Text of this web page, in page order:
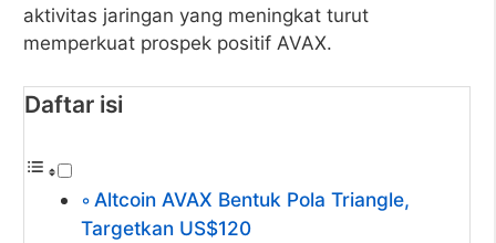
aktivitas jaringan yang meningkat turut
memperkuat prospek positif AVAX.
Daftar isi
Altcoin AVAX Bentuk Pola Triangle,
Targetkan US$120